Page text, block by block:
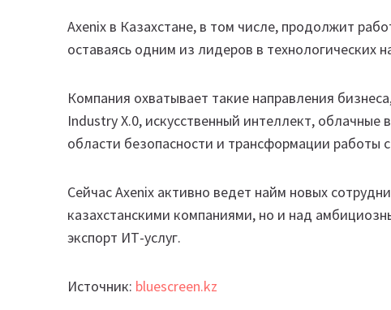
Axenix в Казахстане, в том числе, продолжит
оставаясь одним из лидеров в технологических
Компания охватывает такие направления
Industry X.0, искусственный интеллект,
области безопасности и трансформации работы
Сейчас Axenix активно ведет найм новых
казахстанскими компаниями, но и над
экспорт ИТ-услуг.
Источник: bluescreen.kz